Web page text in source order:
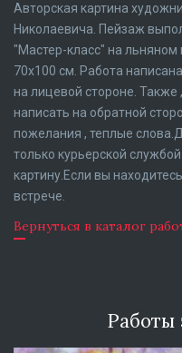
Авторская картина
Николаевича. Пейзаж
"Мастер-класс" на льняном
70x100 см. Работа
на лицевой стороне.
написать на обратной
пожелания , теплые
только курьерской
картину.Если вы
встрече.
Вернуться в каталог
Работы